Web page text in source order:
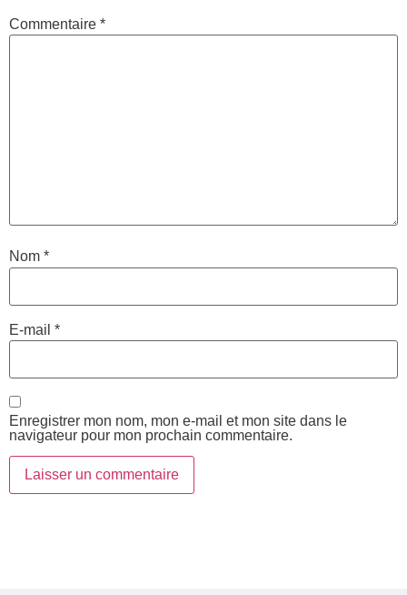
Commentaire *
Nom *
E-mail *
Enregistrer mon nom, mon e-mail et mon site dans le
navigateur pour mon prochain commentaire.